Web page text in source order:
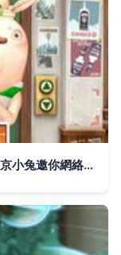
《逃亡兔》 MTV出品的別樣逃亡之旅，京小兔邀你網絡首播！